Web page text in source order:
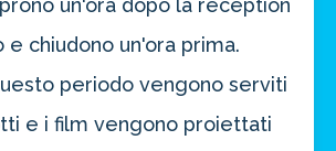
un'ora dopo la reception
e chiudono un'ora prima.
periodo vengono serviti
e i film vengono proiettati